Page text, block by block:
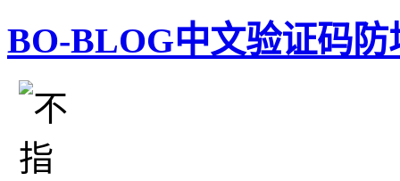
BO-BLOG中文验证码防